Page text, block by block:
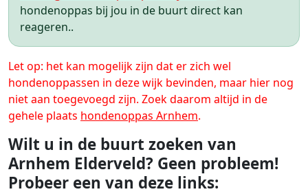
hondenoppas bij jou in de buurt direct kan
reageren..
Let op: het kan mogelijk zijn dat er zich wel
hondenoppassen in deze wijk bevinden, maar hier nog
niet aan toegevoegd zijn. Zoek daarom altijd in de
gehele plaats hondenoppas Arnhem.
Wilt u in de buurt zoeken van
Arnhem Elderveld? Geen probleem!
Probeer een van deze links: